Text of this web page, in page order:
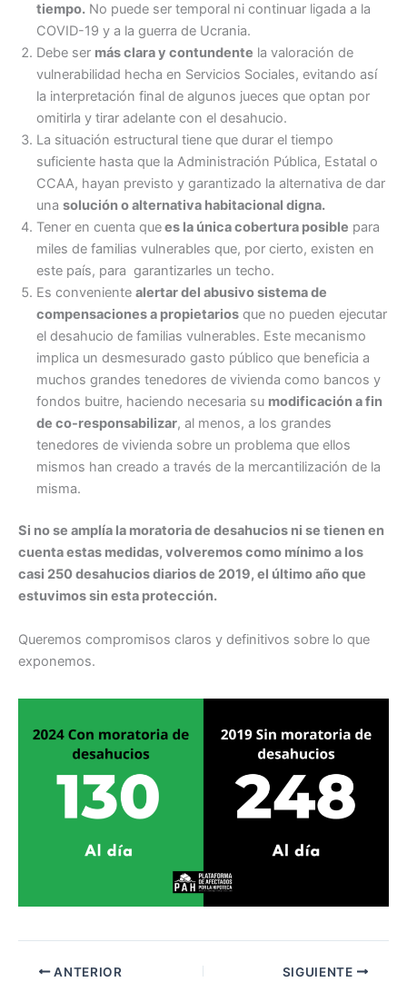
tiempo. No puede ser temporal ni continuar ligada a la
COVID-19 y a la guerra de Ucrania.
Debe ser más clara y contundente la valoración de
vulnerabilidad hecha en Servicios Sociales, evitando así
la interpretación final de algunos jueces que optan por
omitirla y tirar adelante con el desahucio.
La situación estructural tiene que durar el tiempo
suficiente hasta que la Administración Pública, Estatal o
CCAA, hayan previsto y garantizado la alternativa de dar
una solución o alternativa habitacional digna.
Tener en cuenta quees la única cobertura posible para
miles de familias vulnerables que, por cierto, existen en
este país, para garantizarles un techo.
Es conveniente alertar del abusivo sistema de
compensaciones a propietarios que no pueden ejecutar
el desahucio de familias vulnerables. Este mecanismo
implica un desmesurado gasto público que beneficia a
muchos grandes tenedores de vivienda como bancos y
fondos buitre, haciendo necesaria su modificación a fin
de co-responsabilizar, al menos, a los grandes
tenedores de vivienda sobre un problema que ellos
mismos han creado a través de la mercantilización de la
misma.
Si no se amplía la moratoria de desahucios ni se tienen en
cuenta estas medidas, volveremos como mínimo a los
casi 250 desahucios diarios de 2019, el último año que
estuvimos sin esta protección.
Queremos compromisos claros y definitivos sobre lo que
exponemos.
ANTERIOR SIGUIENTE